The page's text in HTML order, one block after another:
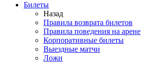
Билеты
Назад
Правила возврата билетов
Правила поведения на арене
Корпоративные билеты
Выездные матчи
Ложи